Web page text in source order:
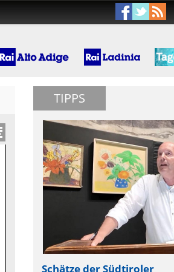
TIPPS
Schätze der Südtiroler